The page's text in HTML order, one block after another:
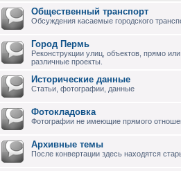
Общественный транспорт
Обсуждения касаемые городского
Город Пермь
Реконструкции улиц, объектов, прямо
различные проекты.
Исторические данные
Статьи, фотографии, данные
Фотокладовка
Фотографии не имеющие прямого
Архивные темы
После конвертации здесь находятся